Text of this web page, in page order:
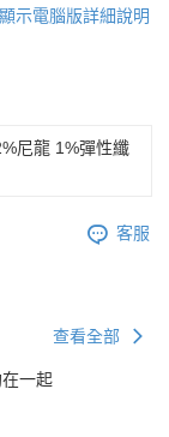
顯示電腦版詳細說明
尼龍 1%彈性纖
客服
查看全部
一起